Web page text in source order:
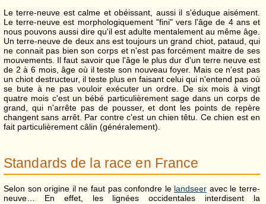
Le terre-neuve est calme et obéissant, aussi il s'éduque aisément.
Le terre-neuve est morphologiquement "fini" vers l'âge de 4 ans et
nous pouvons aussi dire qu'il est adulte mentalement au même âge.
Un terre-neuve de deux ans est toujours un grand chiot, pataud, qui
ne connait pas bien son corps et n'est pas forcément maitre de ses
mouvements. Il faut savoir que l'âge le plus dur d'un terre neuve est
de 2 à 6 mois, âge où il teste son nouveau foyer. Mais ce n'est pas
un chiot destructeur, il teste plus en faisant celui qui n'entend pas où
se bute à ne pas vouloir exécuter un ordre. De six mois à vingt
quatre mois c'est un bébé particulièrement sage dans un corps de
grand, qui n'arrête pas de pousser, et dont les points de repère
changent sans arrêt. Par contre c'est un chien têtu. Ce chien est en
fait particulièrement câlin (généralement).
Standards de la race en France
Selon son origine il ne faut pas confondre le landseer avec le terre-
neuve… En effet, les lignées occidentales interdisent la